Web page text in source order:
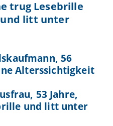
trug Lesebrille
litt unter
56
Alterssichtigkeit
53 Jahre,
und litt unter